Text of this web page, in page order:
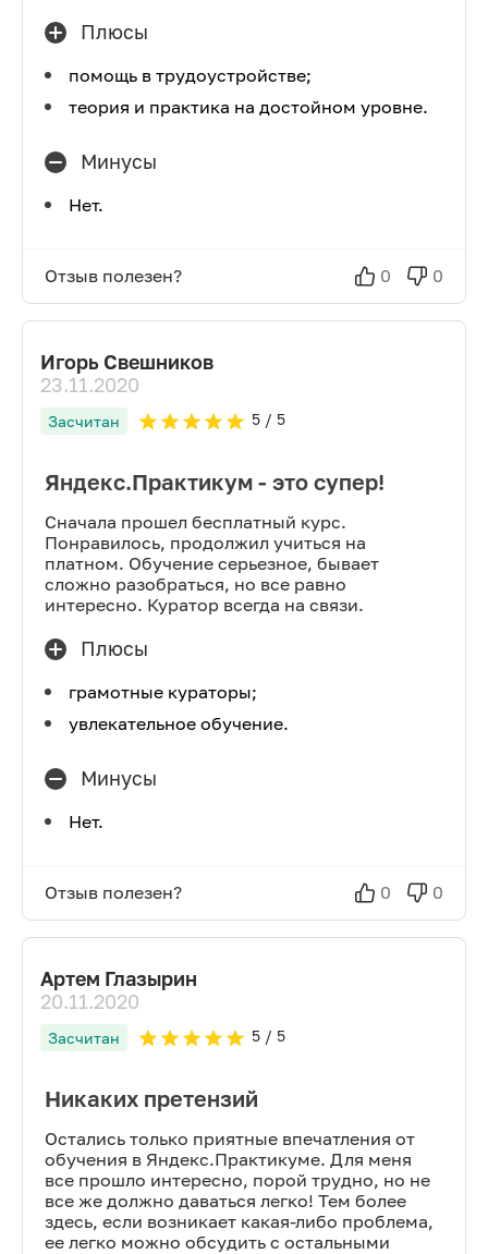
Плюсы
помощь в трудоустройстве;
теория и практика на достойном уровне.
Минусы
Нет.
Отзыв полезен? 0 0
Игорь Свешников
23.11.2020
Засчитан 5/ 5
Яндекс.Практикум - это супер!
Сначала прошел бесплатный курс.
Понравилось, продолжил учиться на
платном. Обучение серьезное, бывает
сложно разобраться, но все равно
интересно. Куратор всегда на связи.
Плюсы
грамотные кураторы;
увлекательное обучение.
Минусы
Нет.
Отзыв полезен? 0 0
Артем Глазырин
20.11.2020
Засчитан 5/ 5
Никаких претензий
Остались только приятные впечатления от
обучения в Яндекс.Практикуме. Для меня
все прошло интересно, порой трудно, но не
все же должно даваться легко! Тем более
здесь, если возникает какая-либо проблема,
ее легко можно обсудить с остальными